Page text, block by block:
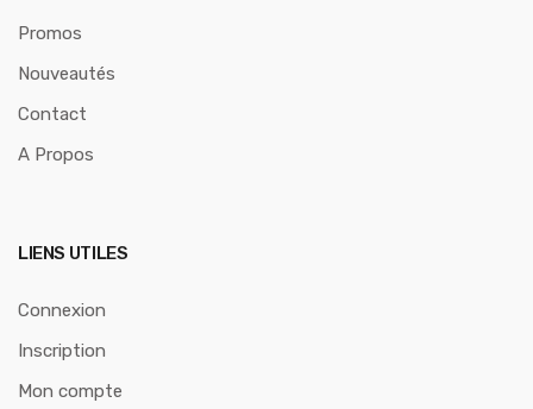
Promos
Nouveautés
Contact
A Propos
LIENS UTILES
Connexion
Inscription
Mon compte